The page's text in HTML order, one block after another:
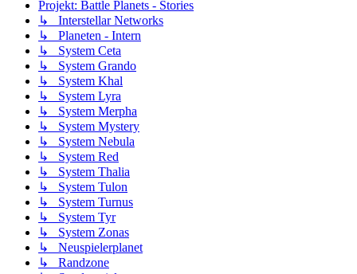
Projekt: Battle Planets - Stories
↳ Interstellar Networks
↳ Planeten - Intern
↳ System Ceta
↳ System Grando
↳ System Khal
↳ System Lyra
↳ System Merpha
↳ System Mystery
↳ System Nebula
↳ System Red
↳ System Thalia
↳ System Tulon
↳ System Turnus
↳ System Tyr
↳ System Zonas
↳ Neuspielerplanet
↳ Randzone